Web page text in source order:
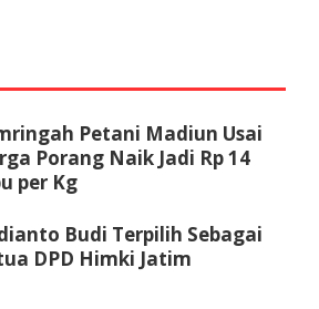
Petani Madiun Usai
Porang Naik Jadi Rp 14
per Kg
Budi Terpilih Sebagai
DPD Himki Jatim